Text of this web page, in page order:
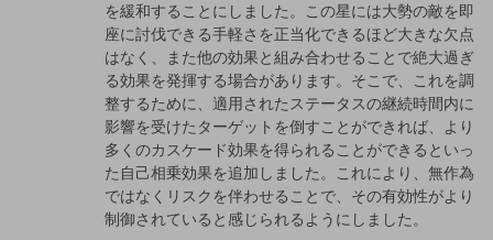
を緩和することにしました。この星には大勢の敵を即
座に討伐できる手軽さを正当化できるほど大きな欠点
はなく、また他の効果と組み合わせることで絶大過ぎ
る効果を発揮する場合があります。そこで、これを調
整するために、適用されたステータスの継続時間内に
影響を受けたターゲットを倒すことができれば、より
多くのカスケード効果を得られることができるといっ
た自己相乗効果を追加しました。これにより、無作為
ではなくリスクを伴わせることで、その有効性がより
制御されていると感じられるようにしました。